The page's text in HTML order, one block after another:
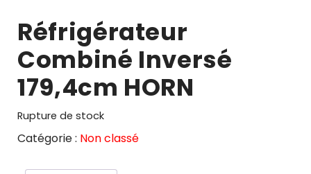
Réfrigérateur
Combiné Inversé
179,4cm HORN
Rupture de stock
Catégorie : Non classé